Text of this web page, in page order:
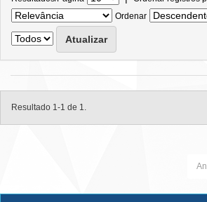
Ordenar
Resultado 1-1 de 1.